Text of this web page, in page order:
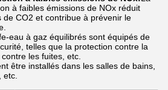
à faibles émissions de NOx réduit
de CO2 et contribue à prévenir le
eau à gaz équilibrés sont équipés de
telles que la protection contre la
les fuites, etc.
être installés dans les salles de bains,